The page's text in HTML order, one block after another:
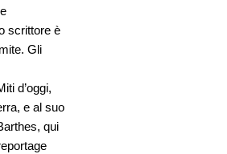
scrittore è
Gli
d’oggi,
e al suo
qui